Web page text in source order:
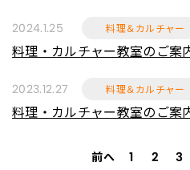
2024.1.25 料理＆カルチャー
料理・カルチャー教室のご案
2023.12.27 料理＆カルチャー
料理・カルチャー教室のご案
前へ 1 2 3